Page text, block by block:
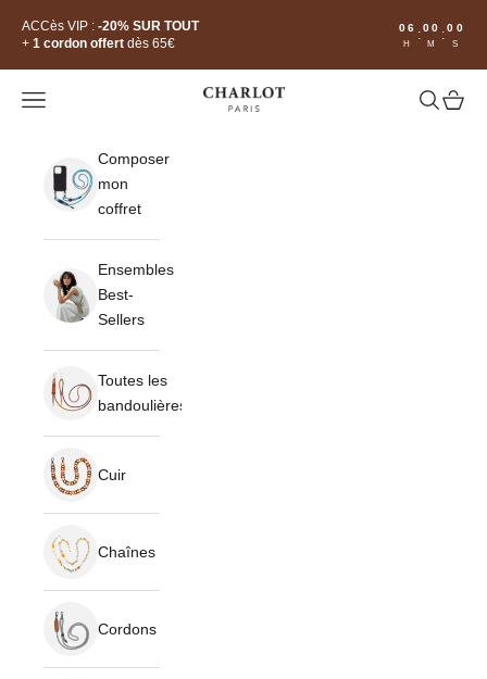
ACCès VIP : -20% SUR TOUT
+ 1 cordon offert dès 65€
06
H
:00
M
:00
S
CHARLOT · Paris
Ouvrir la navigation Ouvrir la
Voir
Composer
mon
coffret
Ensembles
Best-
Sellers
Toutes les
bandoulières
Cuir
Chaînes
Cordons